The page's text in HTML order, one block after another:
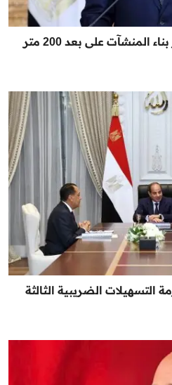
الرئيس السيسي يأمر بحظر بناء المنشآت على بعد 200 متر
الضريبية الثالثة